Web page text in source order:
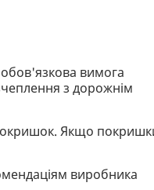
вимога
з дорожнім
Якщо
виробника